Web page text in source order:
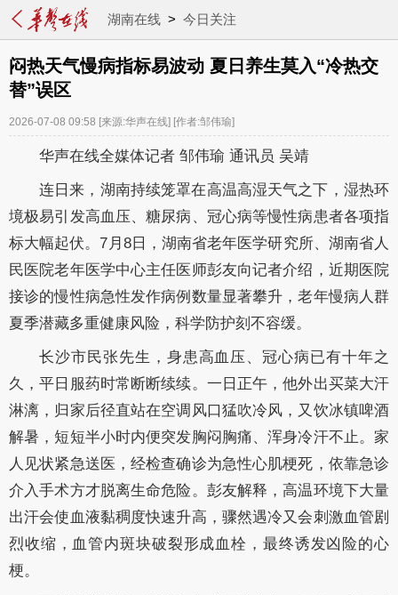
湖南在线> 今日关注
闷热天气慢病指标易波动 夏日养生莫入“冷热交
替”误区
2026-07-08 09:58 [来源:华声在线] [作者:邹伟瑜]
华声在线全媒体记者 邹伟瑜 通讯员 吴靖
连日来，湖南持续笼罩在高温高湿天气之下，湿热环
境极易引发高血压、糖尿病、冠心病等慢性病患者各项指
标大幅起伏。7月8日，湖南省老年医学研究所、湖南省人
民医院老年医学中心主任医师彭友向记者介绍，近期医院
接诊的慢性病急性发作病例数量显著攀升，老年慢病人群
夏季潜藏多重健康风险，科学防护刻不容缓。
长沙市民张先生，身患高血压、冠心病已有十年之
久，平日服药时常断断续续。一日正午，他外出买菜大汗
淋漓，归家后径直站在空调风口猛吹冷风，又饮冰镇啤酒
解暑，短短半小时内便突发胸闷胸痛、浑身冷汗不止。家
人见状紧急送医，经检查确诊为急性心肌梗死，依靠急诊
介入手术方才脱离生命危险。彭友解释，高温环境下大量
出汗会使血液黏稠度快速升高，骤然遇冷又会刺激血管剧
烈收缩，血管内斑块破裂形成血栓，最终诱发凶险的心
梗。